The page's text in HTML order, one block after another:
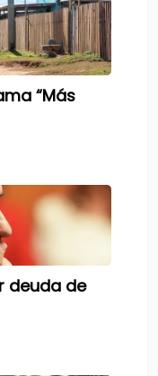
“Más
deuda de